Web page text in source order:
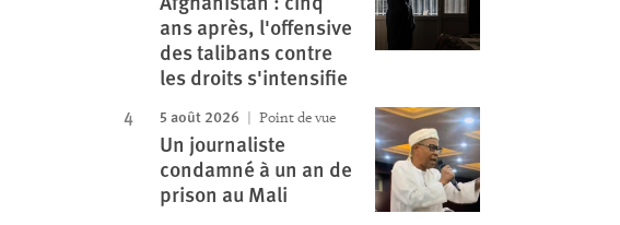
ans après, l'offensive
des talibans contre
les droits s'intensifie
5 août 2026 Point de vue
Un journaliste
condamné à un an de
prison au Mali